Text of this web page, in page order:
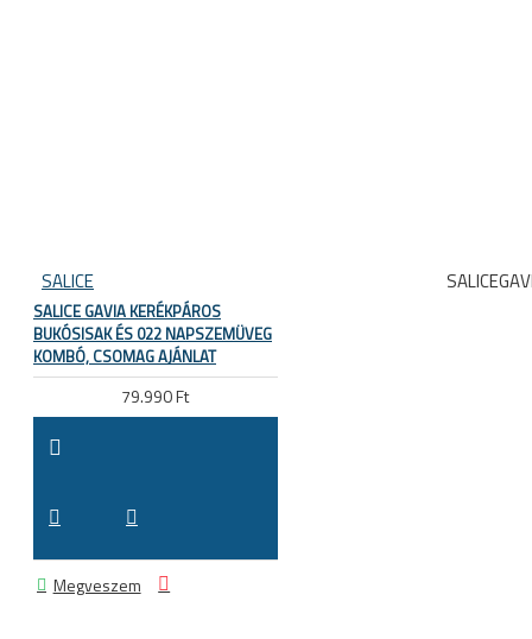
SALICE
SALICE GAVIA KERÉKPÁROS
BUKÓSISAK ÉS 022 NAPSZEMÜVEG
KOMBÓ, CSOMAG AJÁNLAT
79.990 Ft
Megveszem